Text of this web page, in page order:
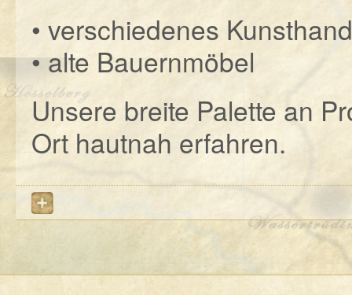
• verschiedenes
• alte Bauernmöbel
Unsere breite Palette an
Ort hautnah erfahren.